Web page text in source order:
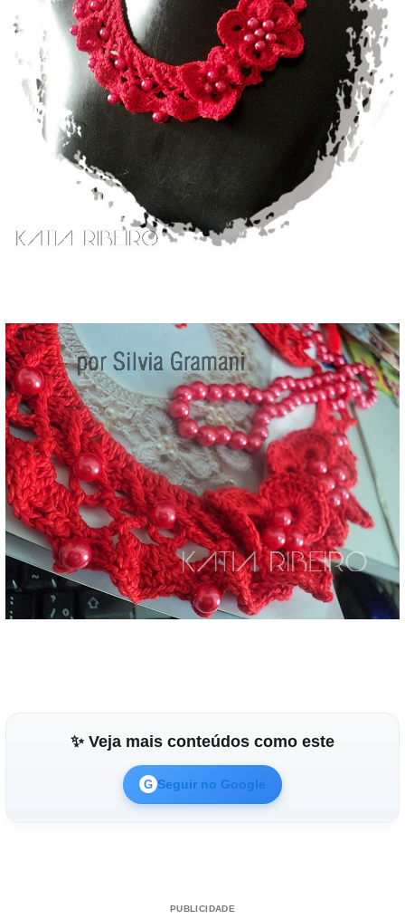
✨ Veja mais conteúdos como este
G Seguir no Google
PUBLICIDADE